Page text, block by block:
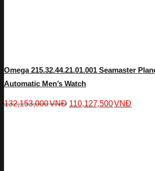
Omega 215.32.44.21.01.001 Seamaster
Automatic Men’s Watch
132,153,000VNĐ 110,127,500VNĐ